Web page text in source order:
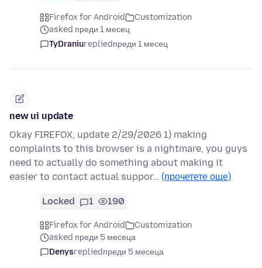
Firefox for Android
Customization
asked преди 1 месец
TyDraniurepliedпреди 1 месец
new ui update
Okay FIREFOX, update 2/29/2026 1) making
complaints to this browser is a nightmare, you guys
need to actually do something about making it
easier to contact actual suppor… (прочетете още)
Locked 1 190
Firefox for Android
Customization
asked преди 5 месеца
Denysrepliedпреди 5 месеца